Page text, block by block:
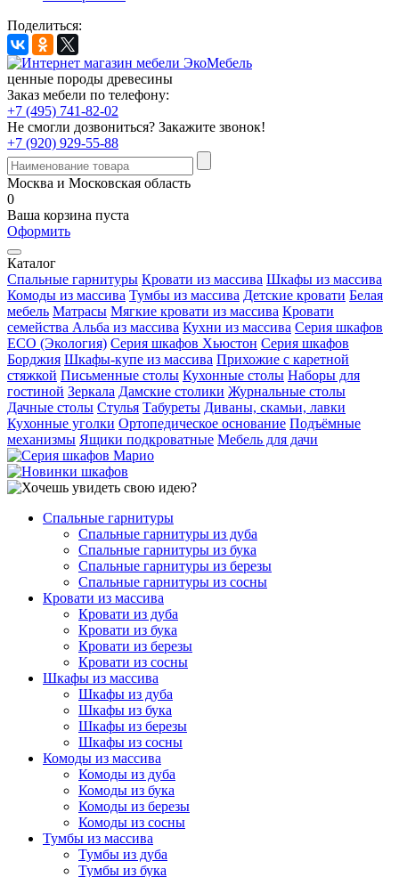
Поделиться:
ценные породы древесины
Заказ мебели по телефону:
+7 (495) 741-82-02
Не смогли дозвониться? Закажите звонок!
+7 (920) 929-55-88
Москва и Московская область
0
Ваша корзина пуста
Оформить
Каталог
Спальные гарнитуры Кровати из массива Шкафы из массива
Комоды из массива Тумбы из массива Детские кровати Белая
мебель Матрасы Мягкие кровати из массива Кровати
семейства Альба из массива Кухни из массива Серия шкафов
ECO (Экология) Серия шкафов Хьюстон Серия шкафов
Борджия Шкафы-купе из массива Прихожие с каретной
стяжкой Письменные столы Кухонные столы Наборы для
гостиной Зеркала Дамские столики Журнальные столы
Дачные столы Стулья Табуреты Диваны, скамьи, лавки
Кухонные уголки Ортопедическое основание Подъёмные
механизмы Ящики подкроватные Мебель для дачи
Спальные гарнитуры
Спальные гарнитуры из дуба
Спальные гарнитуры из бука
Спальные гарнитуры из березы
Спальные гарнитуры из сосны
Кровати из массива
Кровати из дуба
Кровати из бука
Кровати из березы
Кровати из сосны
Шкафы из массива
Шкафы из дуба
Шкафы из бука
Шкафы из березы
Шкафы из сосны
Комоды из массива
Комоды из дуба
Комоды из бука
Комоды из березы
Комоды из сосны
Тумбы из массива
Тумбы из дуба
Тумбы из бука